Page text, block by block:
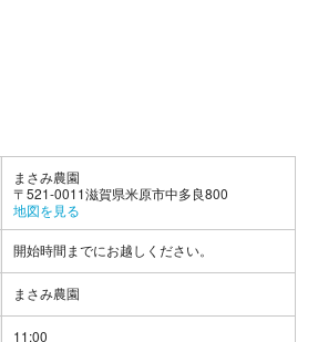
まさみ農園
〒521-0011滋賀県米原市中多良800
地図を見る
開始時間までにお越しください。
まさみ農園
11:00